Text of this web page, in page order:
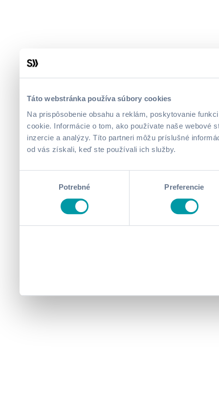
Táto webstránka používa súbory cookies
Na prispôsobenie obsahu a reklám, poskytovanie
cookie. Informácie o tom, ako používate naše webové
inzercie a analýzy. Títo partneri môžu príslušné
od vás získali, keď ste používali ich služby.
Potrebné Preferencie